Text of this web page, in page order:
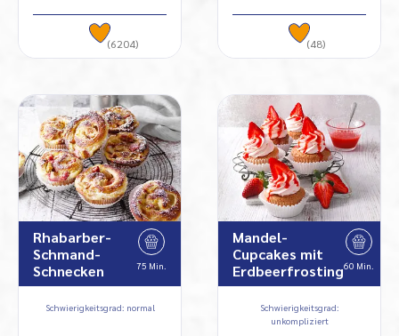
(6204) (48)
Rhabarber-
Schmand-
Schnecken
75 Min.
Schwierigkeitsgrad: normal
Mandel-
Cupcakes mit
Erdbeerfrosting60 Min.
Schwierigkeitsgrad:
unkompliziert